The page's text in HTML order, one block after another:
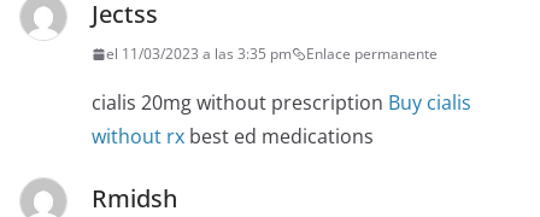
Jectss
el 11/03/2023 a las 3:35 pm Enlace permanente
cialis 20mg without prescription Buy cialis
without rx best ed medications
Rmidsh